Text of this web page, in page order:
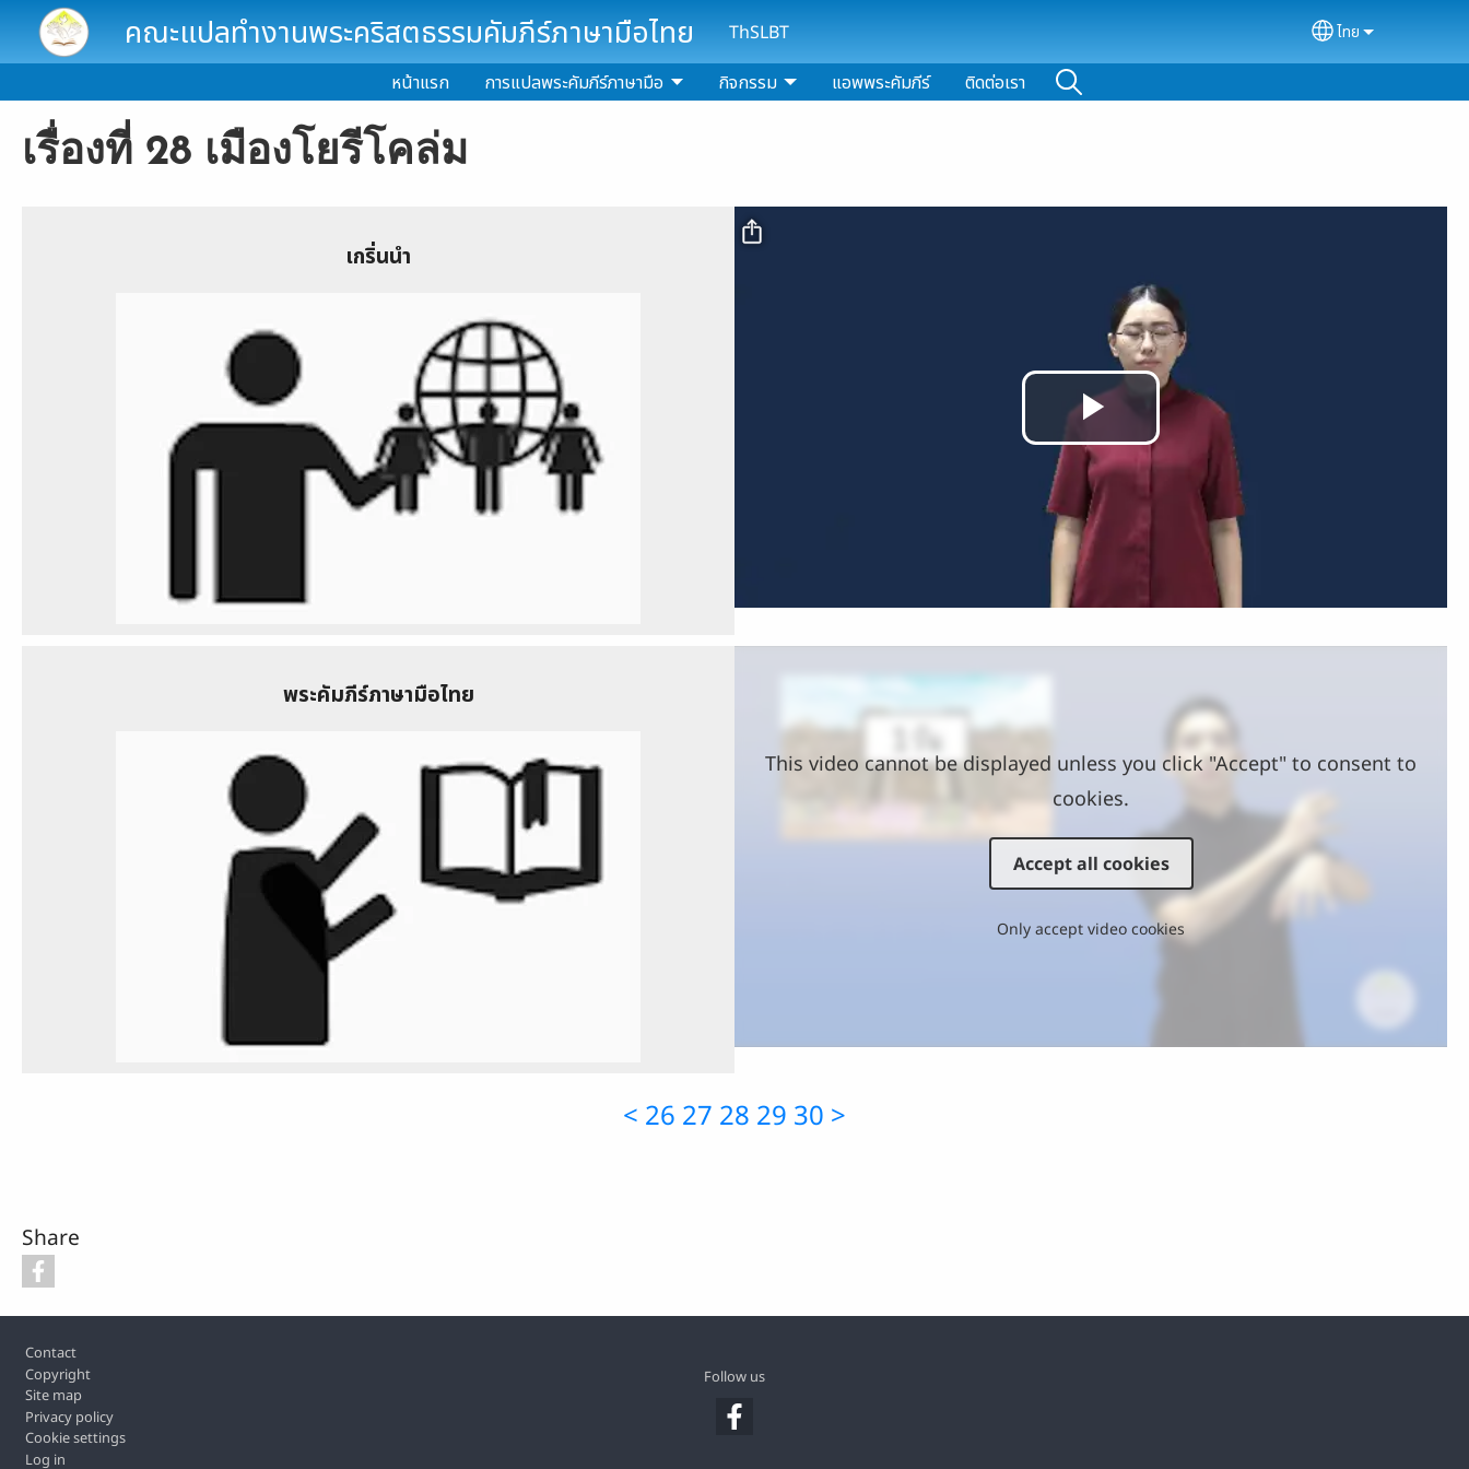
Skip to main contentคณะแปลทำงานพระคริสตธรรมคัมภีร์ภาษามือไทย ThSLBT Select your
ไทย
หน้าแรก การแปลพระคัมภีร์ภาษามือ กิจกรรม แอพพระคัมภีร์ ติดต่อเรา
เรื่องที่ 28 เมืองโยรีโคล่ม
เกริ่นนำ
Video file
Play
Video
พระคัมภีร์ภาษามือไทย
This video cannot be displayed unless you click "Accept" to consent to
cookies.
Accept all cookies
Only accept video cookies
< 26 27 28 29 30 >
Share
Contact
Copyright
Site map
Privacy policy
Cookie settings
Log in
Follow us